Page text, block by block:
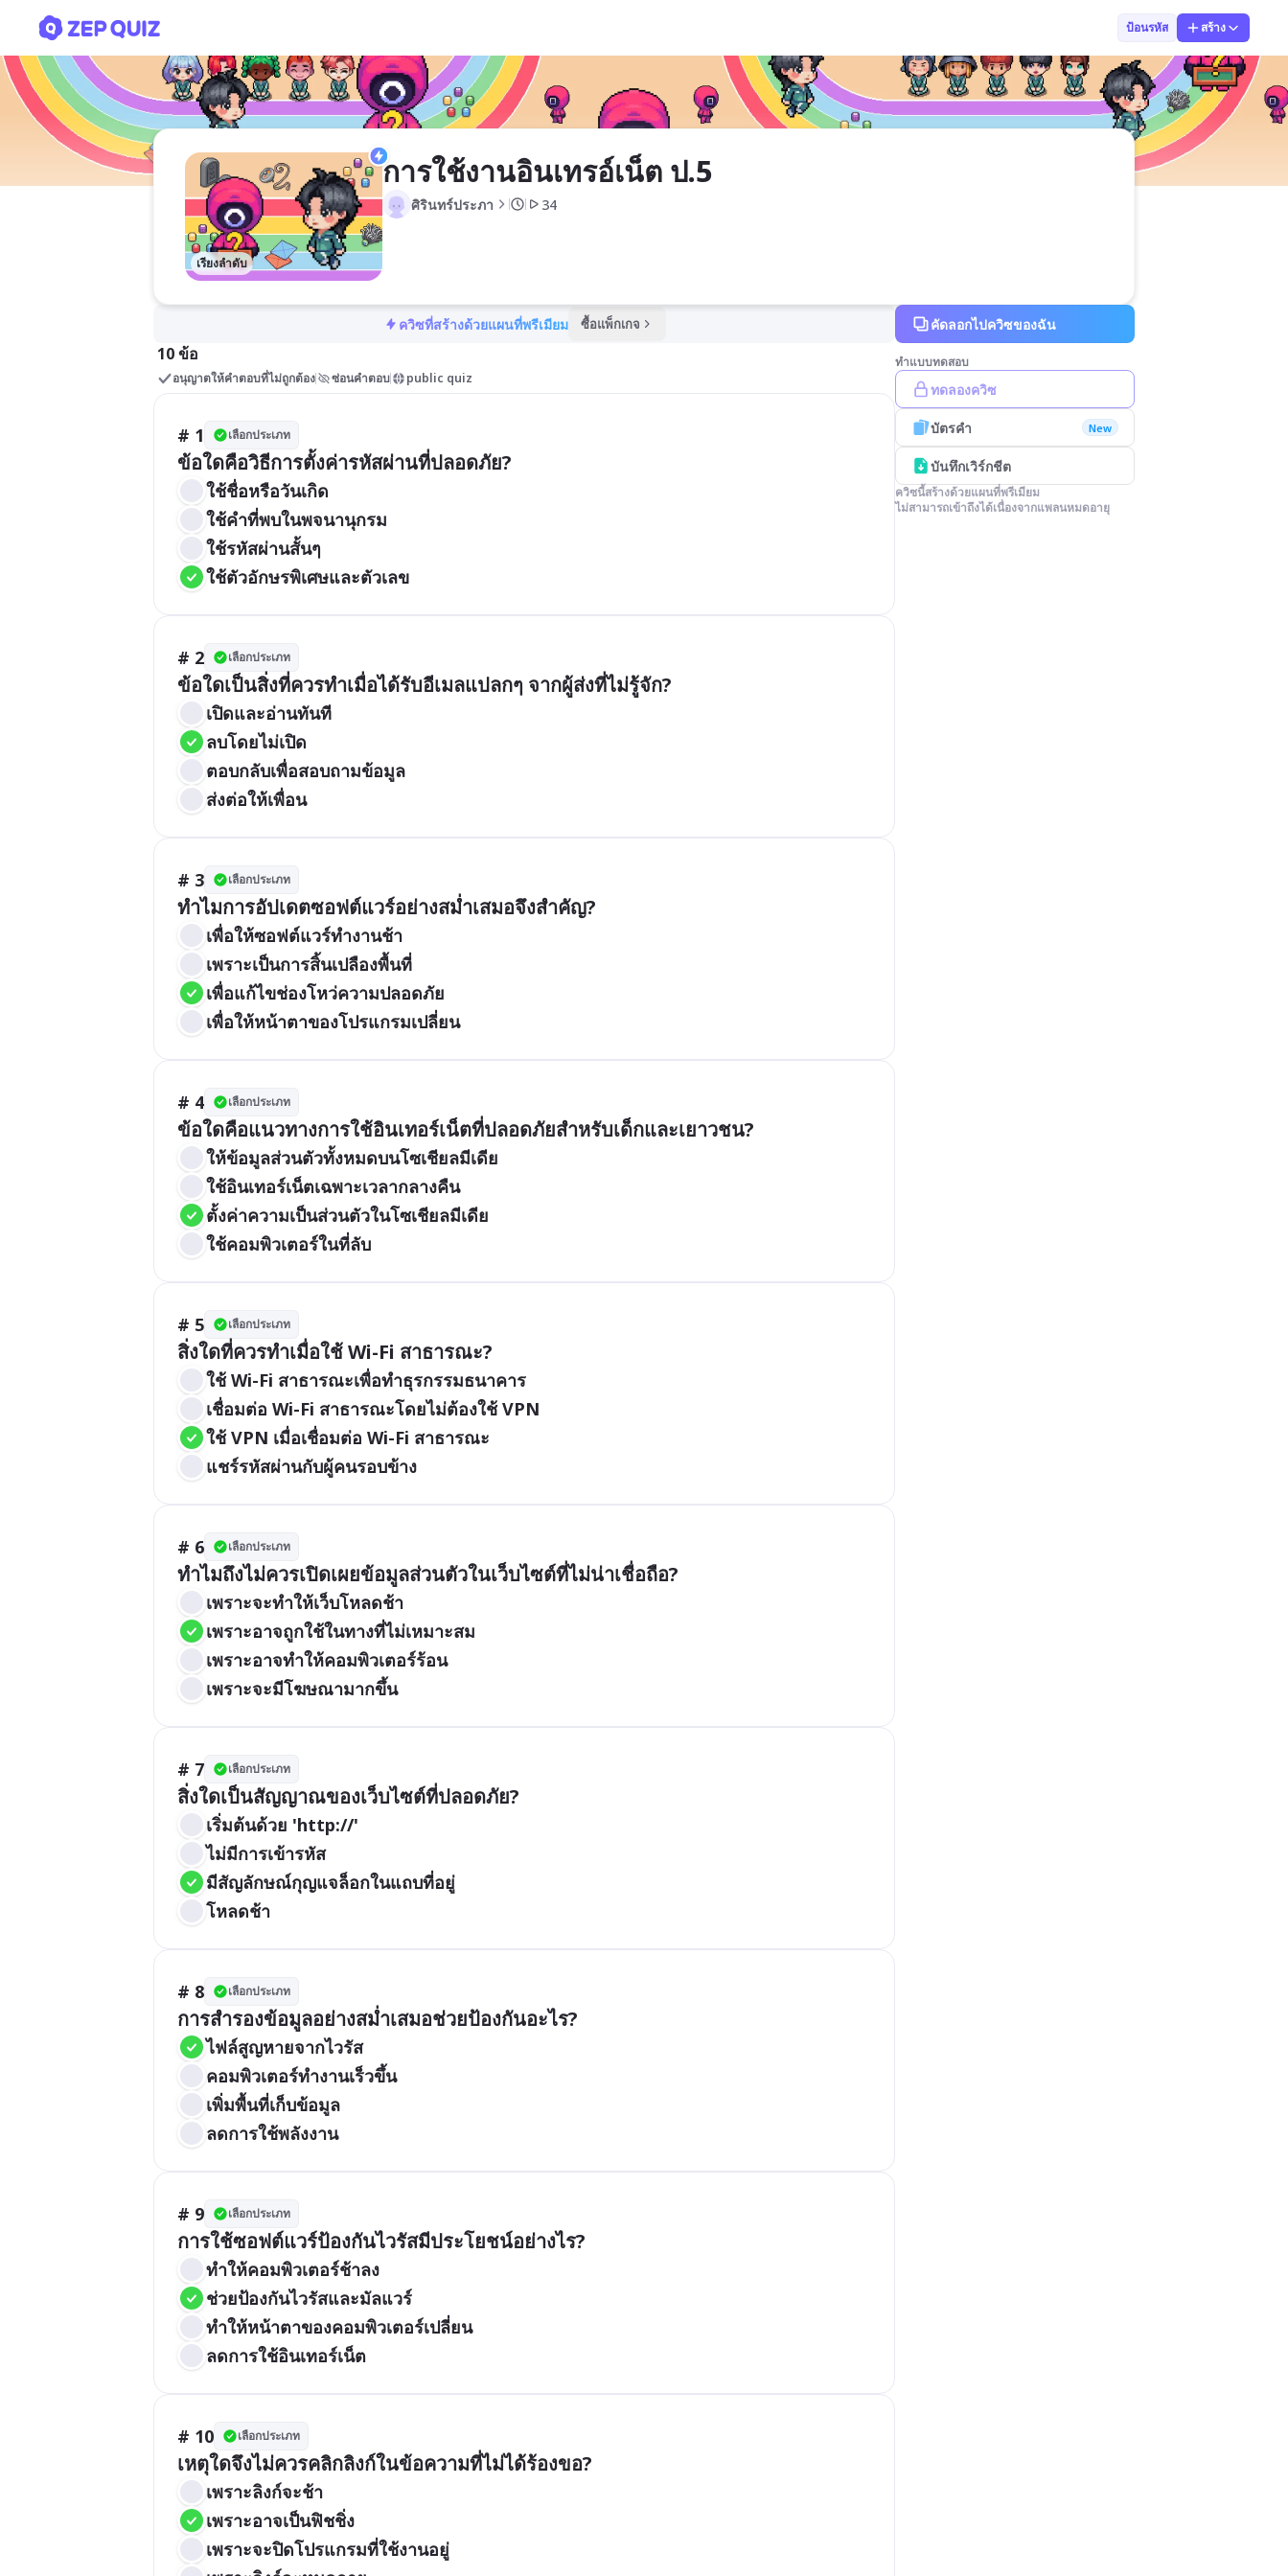
ป้อนรหัส สร้าง
เรียงลำดับ
การใช้งานอินเทรอ์เน็ต ป.5
ศิรินทร์ประภา 34
ควิซที่สร้างด้วยแผนที่พรีเมียม ซื้อแพ็กเกจ
10 ข้อ
อนุญาตให้คำตอบที่ไม่ถูกต้อง ซ่อนคำตอบ public quiz
# 1 เลือกประเภท
ข้อใดคือวิธีการตั้งค่ารหัสผ่านที่ปลอดภัย?
ใช้ชื่อหรือวันเกิด
ใช้คำที่พบในพจนานุกรม
ใช้รหัสผ่านสั้นๆ
ใช้ตัวอักษรพิเศษและตัวเลข
# 2 เลือกประเภท
ข้อใดเป็นสิ่งที่ควรทำเมื่อได้รับอีเมลแปลกๆ จากผู้ส่งที่ไม่รู้จัก?
เปิดและอ่านทันที
ลบโดยไม่เปิด
ตอบกลับเพื่อสอบถามข้อมูล
ส่งต่อให้เพื่อน
# 3 เลือกประเภท
ทำไมการอัปเดตซอฟต์แวร์อย่างสม่ำเสมอจึงสำคัญ?
เพื่อให้ซอฟต์แวร์ทำงานช้า
เพราะเป็นการสิ้นเปลืองพื้นที่
เพื่อแก้ไขช่องโหว่ความปลอดภัย
เพื่อให้หน้าตาของโปรแกรมเปลี่ยน
# 4 เลือกประเภท
ข้อใดคือแนวทางการใช้อินเทอร์เน็ตที่ปลอดภัยสำหรับเด็กและเยาวชน?
ให้ข้อมูลส่วนตัวทั้งหมดบนโซเชียลมีเดีย
ใช้อินเทอร์เน็ตเฉพาะเวลากลางคืน
ตั้งค่าความเป็นส่วนตัวในโซเชียลมีเดีย
ใช้คอมพิวเตอร์ในที่ลับ
# 5 เลือกประเภท
สิ่งใดที่ควรทำเมื่อใช้ Wi-Fi สาธารณะ?
ใช้ Wi-Fi สาธารณะเพื่อทำธุรกรรมธนาคาร
เชื่อมต่อ Wi-Fi สาธารณะโดยไม่ต้องใช้ VPN
ใช้ VPN เมื่อเชื่อมต่อ Wi-Fi สาธารณะ
แชร์รหัสผ่านกับผู้คนรอบข้าง
# 6 เลือกประเภท
ทำไมถึงไม่ควรเปิดเผยข้อมูลส่วนตัวในเว็บไซต์ที่ไม่น่าเชื่อถือ?
เพราะจะทำให้เว็บโหลดช้า
เพราะอาจถูกใช้ในทางที่ไม่เหมาะสม
เพราะอาจทำให้คอมพิวเตอร์ร้อน
เพราะจะมีโฆษณามากขึ้น
# 7 เลือกประเภท
สิ่งใดเป็นสัญญาณของเว็บไซต์ที่ปลอดภัย?
เริ่มต้นด้วย 'http://'
ไม่มีการเข้ารหัส
มีสัญลักษณ์กุญแจล็อกในแถบที่อยู่
โหลดช้า
# 8 เลือกประเภท
การสำรองข้อมูลอย่างสม่ำเสมอช่วยป้องกันอะไร?
ไฟล์สูญหายจากไวรัส
คอมพิวเตอร์ทำงานเร็วขึ้น
เพิ่มพื้นที่เก็บข้อมูล
ลดการใช้พลังงาน
# 9 เลือกประเภท
การใช้ซอฟต์แวร์ป้องกันไวรัสมีประโยชน์อย่างไร?
ทำให้คอมพิวเตอร์ช้าลง
ช่วยป้องกันไวรัสและมัลแวร์
ทำให้หน้าตาของคอมพิวเตอร์เปลี่ยน
ลดการใช้อินเทอร์เน็ต
# 10 เลือกประเภท
เหตุใดจึงไม่ควรคลิกลิงก์ในข้อความที่ไม่ได้ร้องขอ?
เพราะลิงก์จะช้า
เพราะอาจเป็นฟิชชิ่ง
เพราะจะปิดโปรแกรมที่ใช้งานอยู่
คัดลอกไปควิซของฉัน
ทำแบบทดสอบ
ทดลองควิซ
บัตรคำ New
บันทึกเวิร์กชีต
ควิซนี้สร้างด้วยแผนที่พรีเมียม
ไม่สามารถเข้าถึงได้เนื่องจากแพลนหมดอายุ